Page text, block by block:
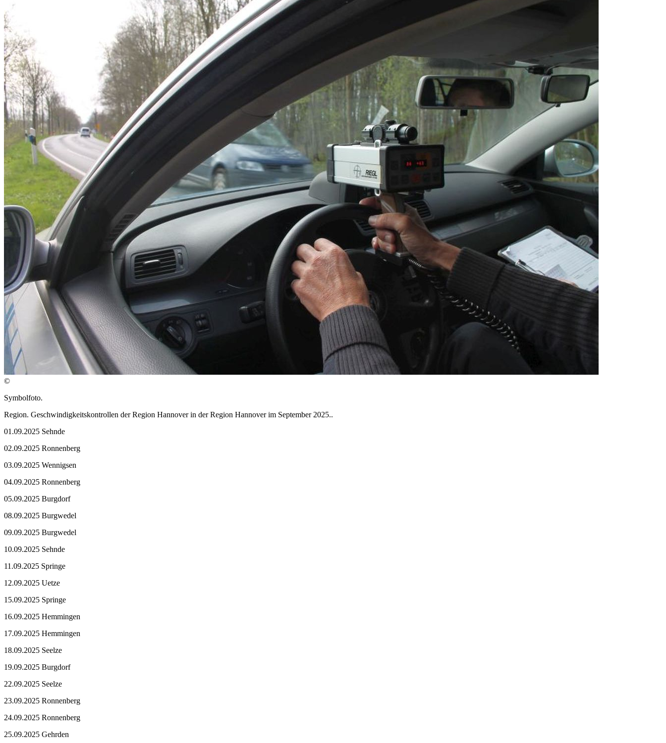
©
Symbolfoto.
Region. Geschwindigkeitskontrollen der Region Hannover in der Region Hannover im September 2025..
01.09.2025 Sehnde
02.09.2025 Ronnenberg
03.09.2025 Wennigsen
04.09.2025 Ronnenberg
05.09.2025 Burgdorf
08.09.2025 Burgwedel
09.09.2025 Burgwedel
10.09.2025 Sehnde
11.09.2025 Springe
12.09.2025 Uetze
15.09.2025 Springe
16.09.2025 Hemmingen
17.09.2025 Hemmingen
18.09.2025 Seelze
19.09.2025 Burgdorf
22.09.2025 Seelze
23.09.2025 Ronnenberg
24.09.2025 Ronnenberg
25.09.2025 Gehrden